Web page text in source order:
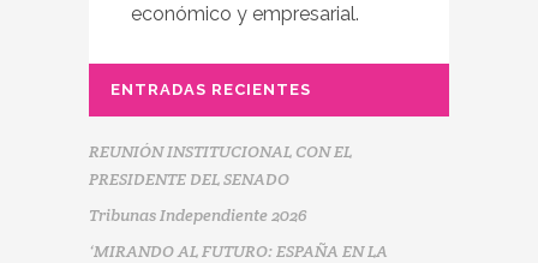
económico y empresarial.
ENTRADAS RECIENTES
REUNIÓN INSTITUCIONAL CON EL
PRESIDENTE DEL SENADO
Tribunas Independiente 2026
‘MIRANDO AL FUTURO: ESPAÑA EN LA